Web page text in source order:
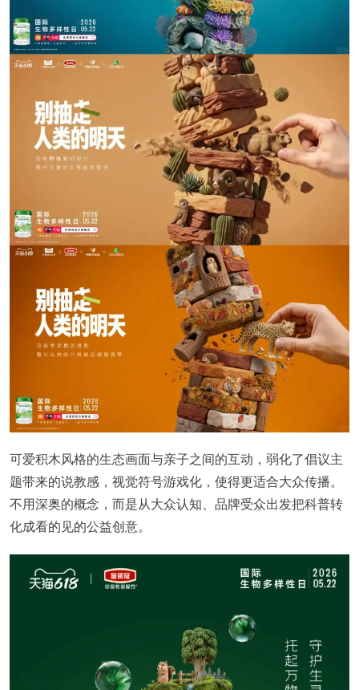
可爱积木风格的生态画面与亲子之间的互动，弱化了倡议主
题带来的说教感，视觉符号游戏化，使得更适合大众传播。
不用深奥的概念，而是从大众认知、品牌受众出发把科普转
化成看的见的公益创意。